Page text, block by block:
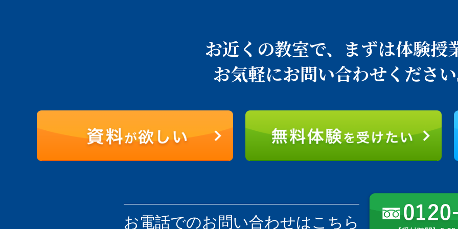
お近くの教室で、 まずは体験授
お気軽にお問い合わせくださ
お電話でのお問い合わせはこちら